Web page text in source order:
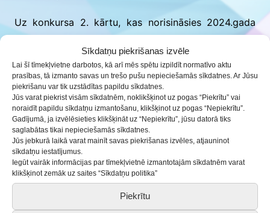
Sīkdatņu piekrišanas izvēle
Lai šī tīmekļvietne darbotos, kā arī mēs spētu izpildīt normatīvo aktu
prasības, tā izmanto savas un trešo pušu nepieciešamās sīkdatnes. Ar Jūsu
piekrišanu var tik uzstādītas papildu sīkdatnes.
Jūs varat piekrist visām sīkdatnēm, noklikšķinot uz pogas “Piekrītu” vai
noraidīt papildu sīkdatņu izmantošanu, klikšķinot uz pogas “Nepiekrītu”.
Gadījumā, ja izvēlēsieties klikšķināt uz “Nepiekrītu”, jūsu datorā tiks
saglabātas tikai nepieciešamās sīkdatnes.
Jūs jebkurā laikā varat mainīt savas piekrišanas izvēles, atjauninot
sīkdatņu iestatījumus.
Iegūt vairāk informācijas par tīmekļvietnē izmantotajām sīkdatnēm varat
klikšķinot zemāk uz saites “Sīkdatņu politika”
Piekrītu
Uz konkursa 2. kārtu, kas norisināsies 2024.gada
8.martā Talsos, tiks izvirzīts viens ansamblis no
katras grupas (A un B). Savukārt, labākiem 2.kārtas
dalībniekiem, pēc vērtēšanas komisijas ieteikuma
tiks dota iespēja piedalītiesIII Latvijas izglītības
iestāžu tautas mūzikas festivālā, kas šogad
norisināsies 2024.gada 3.maijā Saldū.
Konkursa nolikums Balsis 2024